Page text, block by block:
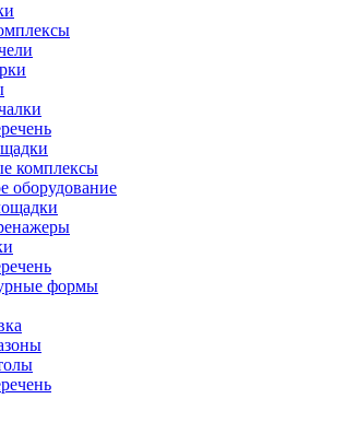
комплексы
оборудование
формы